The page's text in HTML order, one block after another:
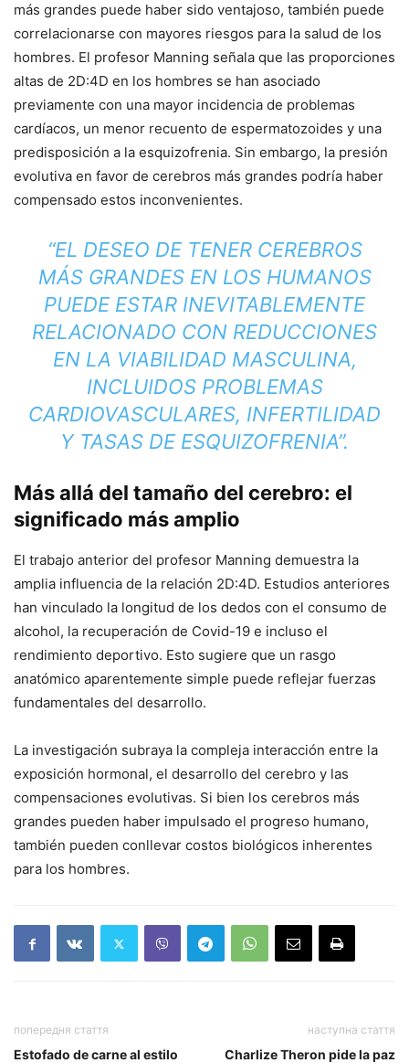
más grandes puede haber sido ventajoso, también puede
correlacionarse con mayores riesgos para la salud de los
hombres. El profesor Manning señala que las proporciones
altas de 2D:4D en los hombres se han asociado
previamente con una mayor incidencia de problemas
cardíacos, un menor recuento de espermatozoides y una
predisposición a la esquizofrenia. Sin embargo, la presión
evolutiva en favor de cerebros más grandes podría haber
compensado estos inconvenientes.
“EL DESEO DE TENER CEREBROS
MÁS GRANDES EN LOS HUMANOS
PUEDE ESTAR INEVITABLEMENTE
RELACIONADO CON REDUCCIONES
EN LA VIABILIDAD MASCULINA,
INCLUIDOS PROBLEMAS
CARDIOVASCULARES, INFERTILIDAD
Y TASAS DE ESQUIZOFRENIA”.
Más allá del tamaño del cerebro: el
significado más amplio
El trabajo anterior del profesor Manning demuestra la
amplia influencia de la relación 2D:4D. Estudios anteriores
han vinculado la longitud de los dedos con el consumo de
alcohol, la recuperación de Covid-19 e incluso el
rendimiento deportivo. Esto sugiere que un rasgo
anatómico aparentemente simple puede reflejar fuerzas
fundamentales del desarrollo.
La investigación subraya la compleja interacción entre la
exposición hormonal, el desarrollo del cerebro y las
compensaciones evolutivas. Si bien los cerebros más
grandes pueden haber impulsado el progreso humano,
también pueden conllevar costos biológicos inherentes
para los hombres.
попередня стаття
Estofado de carne al estilo
наступна стаття
Charlize Theron pide la paz